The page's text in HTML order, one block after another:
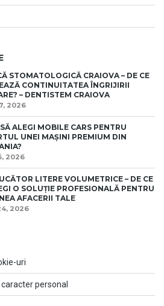
STOMATOLOGICĂ CRAIOVA – DE CE
CONTINUITATEA ÎNGRIJIRII
– DENTISTEM CRAIOVA
2026
ALEGI MOBILE CARS PENTRU
UNEI MAȘINI PREMIUM DIN
2026
LITERE VOLUMETRICE – DE CE
O SOLUȚIE PROFESIONALĂ PENTRU
AFACERII TALE
2026
uri
personal